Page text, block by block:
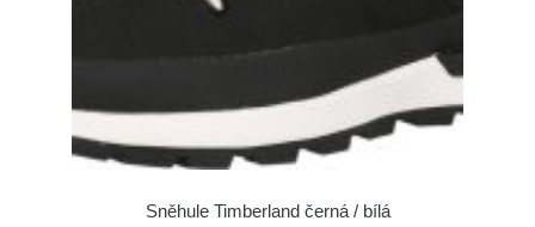
Sněhule Timberland černá / bílá